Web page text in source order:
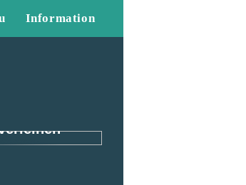
Information